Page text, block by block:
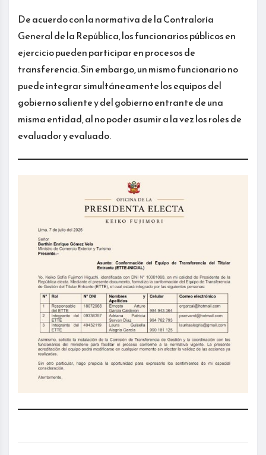
De acuerdo con la normativa de la Contraloría
General de la República, los funcionarios públicos en
ejercicio pueden participar en procesos de
transferencia. Sin embargo, un mismo funcionario no
puede integrar simultáneamente los equipos del
gobierno saliente y del gobierno entrante de una
misma entidad, al no poder asumir a la vez los roles de
evaluador y evaluado.